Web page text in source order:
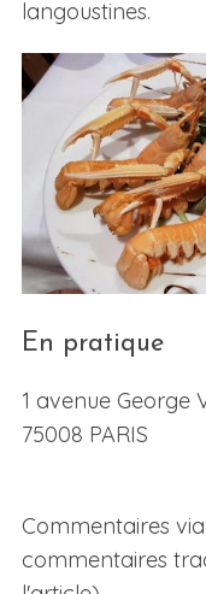
langoustines.
En pratique
1 avenue George
75008 PARIS
Commentaires
commentaires